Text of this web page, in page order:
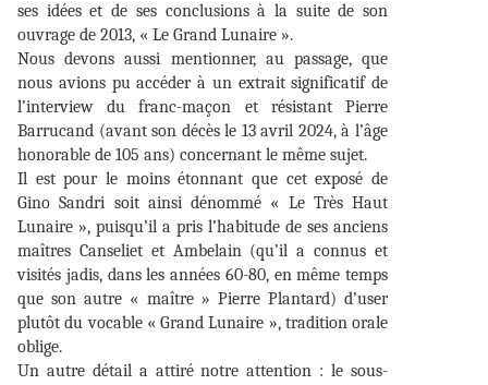
ses idées et de ses conclusions à la suite de son
ouvrage de 2013, « Le Grand Lunaire ».
Nous devons aussi mentionner, au passage, que
nous avions pu accéder à un extrait significatif de
l’interview du franc-maçon et résistant Pierre
Barrucand (avant son décès le 13 avril 2024, à l’âge
honorable de 105 ans) concernant le même sujet.
Il est pour le moins étonnant que cet exposé de
Gino Sandri soit ainsi dénommé « Le Très Haut
Lunaire », puisqu’il a pris l’habitude de ses anciens
maîtres Canseliet et Ambelain (qu’il a connus et
visités jadis, dans les années 60-80, en même temps
que son autre « maître » Pierre Plantard) d’user
plutôt du vocable « Grand Lunaire », tradition orale
oblige.
Un autre détail a attiré notre attention : le sous-